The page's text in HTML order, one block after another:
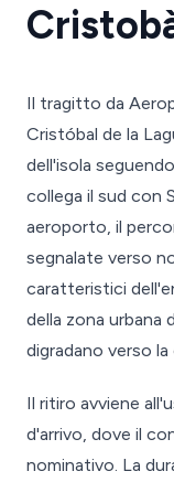
Il tragitto da
Cristóbal de la
dell'isola
collega il sud con
aeroporto, il
segnalate verso
caratteristici
della zona urbana
digradano verso
Il ritiro avviene
d'arrivo, dove il
nominativo. La